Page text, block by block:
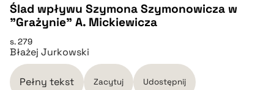
pobierz cytat
CZYSTY TEKST
pobierz cytat
Ślad wpływu Szymona Szymonowicza w
"Grażynie" A. Mickiewicza
s. 279
Błażej Jurkowski
Pełny tekst Zacytuj Udostępnij